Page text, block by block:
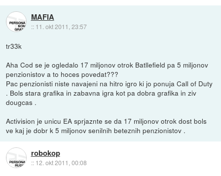
MAFIA
:: 11. okt 2011, 23:57
tr33k
Aha Cod se je ogledalo 17 miljonov otrok Batllefield pa 5 miljonov
penzionistov a to hoces povedat???
Pac penzionisti niste navajeni na hitro igro ki jo ponuja Call of Duty
. Bols stara grafika in zabavna igra kot pa dobra grafika in ziv
dougcas .
Activision je unicu EA sprjaznte se da 17 miljonov otrok dost bols
ve kaj je dobr k 5 miljonov senilnih beteznih penzionistov .
robokop
:: 12. okt 2011, 00:08